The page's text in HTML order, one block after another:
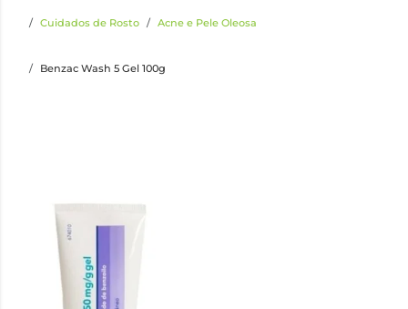
Cuidados de Rosto Acne e Pele Oleosa
Benzac Wash 5 Gel 100g